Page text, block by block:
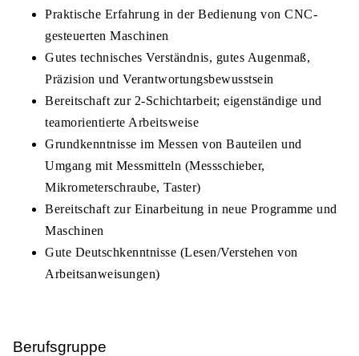
Praktische Erfahrung in der Bedienung von CNC-
gesteuerten Maschinen
Gutes technisches Verständnis, gutes Augenmaß,
Präzision und Verantwortungsbewusstsein
Bereitschaft zur 2-Schichtarbeit; eigenständige und
teamorientierte Arbeitsweise
Grundkenntnisse im Messen von Bauteilen und
Umgang mit Messmitteln (Messschieber,
Mikrometerschraube, Taster)
Bereitschaft zur Einarbeitung in neue Programme und
Maschinen
Gute Deutschkenntnisse (Lesen/Verstehen von
Arbeitsanweisungen)
Berufsgruppe